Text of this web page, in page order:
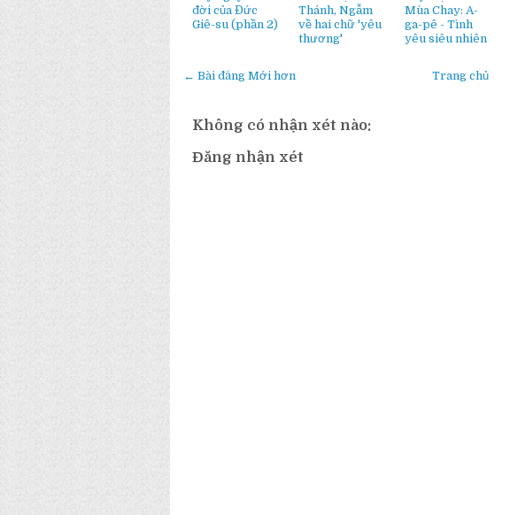
đời của Đức
Giê-su (phần 2)
Thánh, Ngẫm
về hai chữ 'yêu
thương'
Mùa Chay: A-
ga-pê - Tình
yêu siêu nhiên
← Bài đăng Mới hơn Trang chủ
Không có nhận xét nào:
Đăng nhận xét